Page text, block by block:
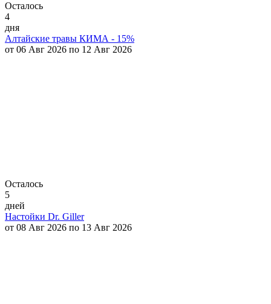
Осталось
4
дня
Алтайские травы КИМА - 15%
от 06 Авг 2026 по 12 Авг 2026
Осталось
5
дней
Настойки Dr. Giller
от 08 Авг 2026 по 13 Авг 2026